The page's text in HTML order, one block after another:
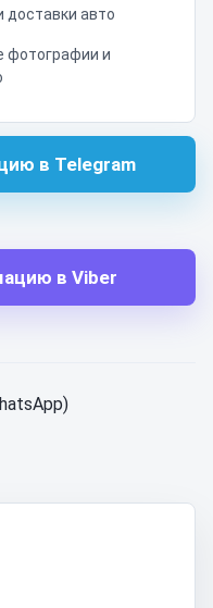
доставки авто
фотографии и
в Telegram
в Viber